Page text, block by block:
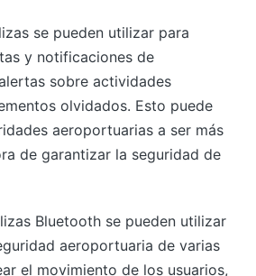
se pueden utilizar para
y notificaciones de
sobre actividades
olvidados. Esto puede
aeroportuarias a ser más
de garantizar la seguridad de
Bluetooth se pueden utilizar
aeroportuaria de varias
el movimiento de los usuarios,